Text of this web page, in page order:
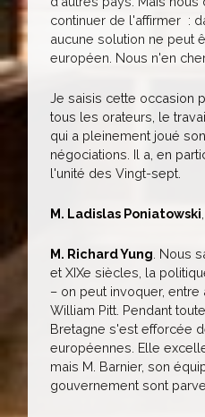
continuer de l'affirmer :
aucune solution ne peut
européen. Nous n'en
Je saisis cette occasion
tous les orateurs, le
qui a pleinement joué
négociations. Il a, en
l'unité des Vingt-sept.
M. Ladislas Poniatowski
M. Richard Yung . Nous
et XIXe siècles, la
– on peut invoquer,
William Pitt. Pendant
Bretagne s'est efforcée
européennes. Elle
mais M. Barnier, son
gouvernement sont